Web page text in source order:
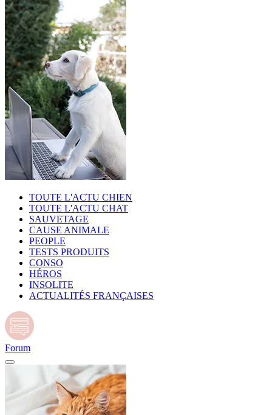
TOUTE L'ACTU CHIEN
TOUTE L'ACTU CHAT
SAUVETAGE
CAUSE ANIMALE
PEOPLE
TESTS PRODUITS
CONSO
HÉROS
INSOLITE
ACTUALITÉS FRANÇAISES
Forum